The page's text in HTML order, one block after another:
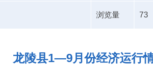
浏览量 73
龙陵县1—9月份经济运行